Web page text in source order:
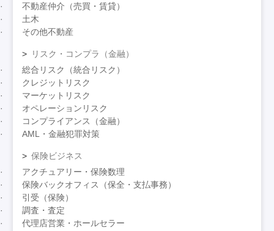
不動産仲介（売買・賃貸）
土木
その他不動産
リスク・コンプラ（金融）
総合リスク（統合リスク）
クレジットリスク
マーケットリスク
オペレーションリスク
コンプライアンス（金融）
AML・金融犯罪対策
保険ビジネス
アクチュアリー・保険数理
保険バックオフィス（保全・支払事務）
引受（保険）
調査・査定
代理店営業・ホールセラー